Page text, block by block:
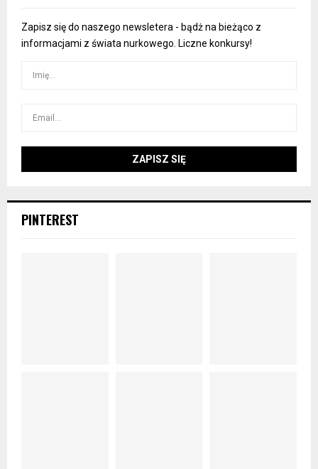
Zapisz się do naszego newsletera - bądż na bieżąco z
informacjami z świata nurkowego. Liczne konkursy!
PINTEREST